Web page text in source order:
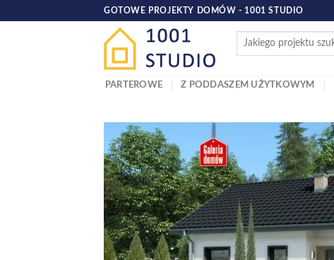
GOTOWE PROJEKTY DOMÓW - 1001 STUDIO
PARTEROWE Z PODDASZEM UŻYTKOWYM